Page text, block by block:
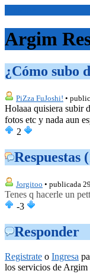
Argim
¿Cómo subo
PiZza FuJoshi! •
Holaaa quisiera subir
fotos etc y nada aun
2
Respuestas
Jorgitoo • publicada
Tenes q hacerle un
-3
Responder
Registrate o Ingresa
los servicios de Argim